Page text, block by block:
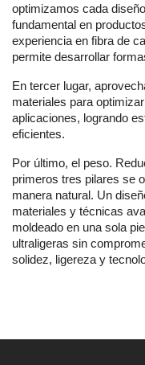
optimizamos cada
fundamental en
experiencia en fibra de
permite desarrollar
En tercer lugar,
materiales para
aplicaciones, logrando
eficientes.
Por último, el peso.
primeros tres pilares se
manera natural. Un
materiales y técnicas
moldeado en una sola
ultraligeras sin
solidez, ligereza y